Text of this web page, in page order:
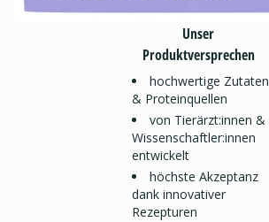
Unser
Produktversprechen
hochwertige Zutaten
& Proteinquellen
von Tierärzt:innen &
Wissenschaftler:innen
entwickelt
höchste Akzeptanz
dank innovativer
Rezepturen